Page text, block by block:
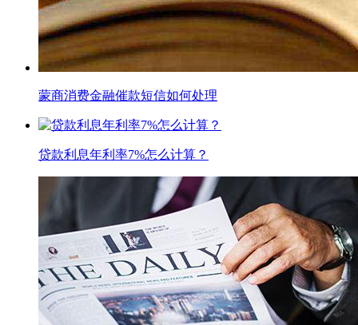
蒙商消费金融催款短信如何处理
贷款利息年利率7%怎么计算？